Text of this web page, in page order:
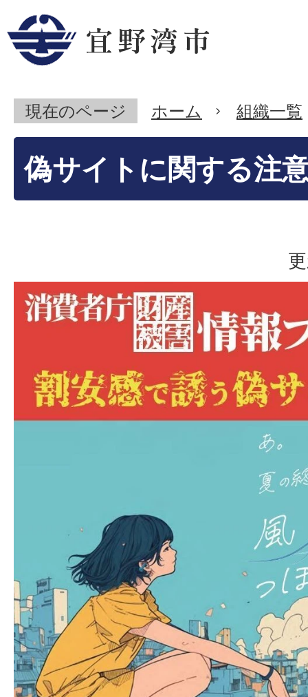
現在のページ ホーム 組織一覧
偽サイトに関する注